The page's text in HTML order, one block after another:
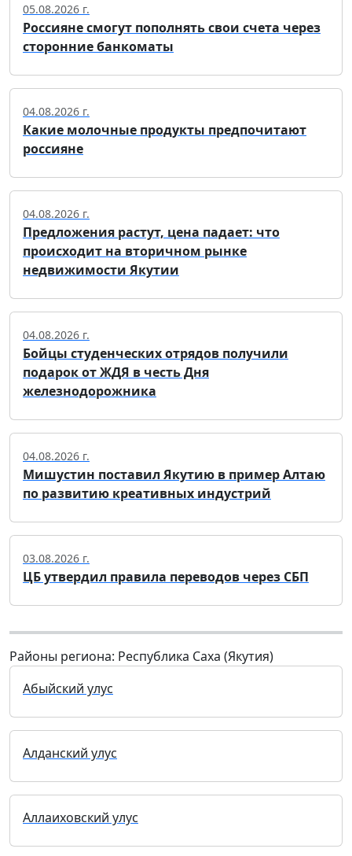
05.08.2026 г.
Россияне смогут пополнять свои счета через
сторонние банкоматы
04.08.2026 г.
Какие молочные продукты предпочитают
россияне
04.08.2026 г.
Предложения растут, цена падает: что
происходит на вторичном рынке
недвижимости Якутии
04.08.2026 г.
Бойцы студенческих отрядов получили
подарок от ЖДЯ в честь Дня
железнодорожника
04.08.2026 г.
Мишустин поставил Якутию в пример Алтаю
по развитию креативных индустрий
03.08.2026 г.
ЦБ утвердил правила переводов через СБП
Районы региона: Республика Саха (Якутия)
Абыйский улус
Алданский улус
Аллаиховский улус